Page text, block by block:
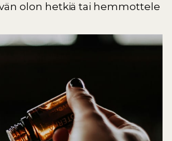
olon hetkiä tai hemmottele